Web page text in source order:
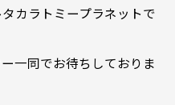
カラトミープラネットで
一同でお待ちしておりま